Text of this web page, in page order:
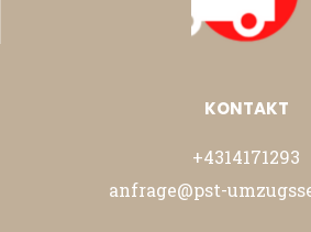
KONTAKT
+4314171293
anfrage@pst-